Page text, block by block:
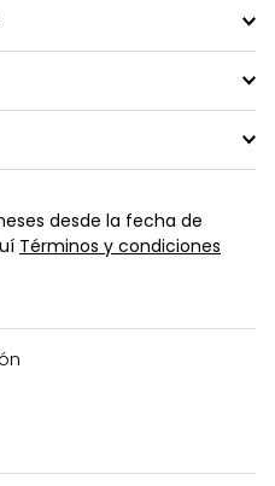
desde la fecha de
Términos y condiciones